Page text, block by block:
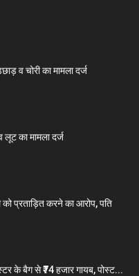
व चोरी का मामला दर्ज
लूट का मामला दर्ज
को प्रताड़ित करने का आरोप, पति
के बैग से ₹74 हजार गायब, पोस्ट...